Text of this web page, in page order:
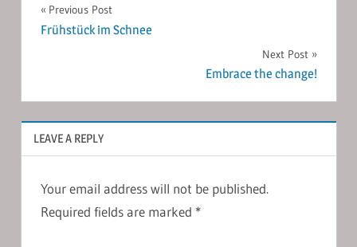
Post
Previous Post
Frühstück im Schnee
Next Post
Embrace the change!
LEAVE A REPLY
Your email address will not be published.
Required fields are marked *